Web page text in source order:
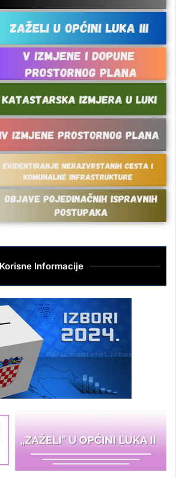
Korisne Informacije